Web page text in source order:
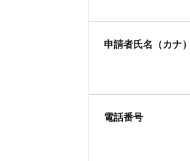
申請者氏名（カナ）
電話番号